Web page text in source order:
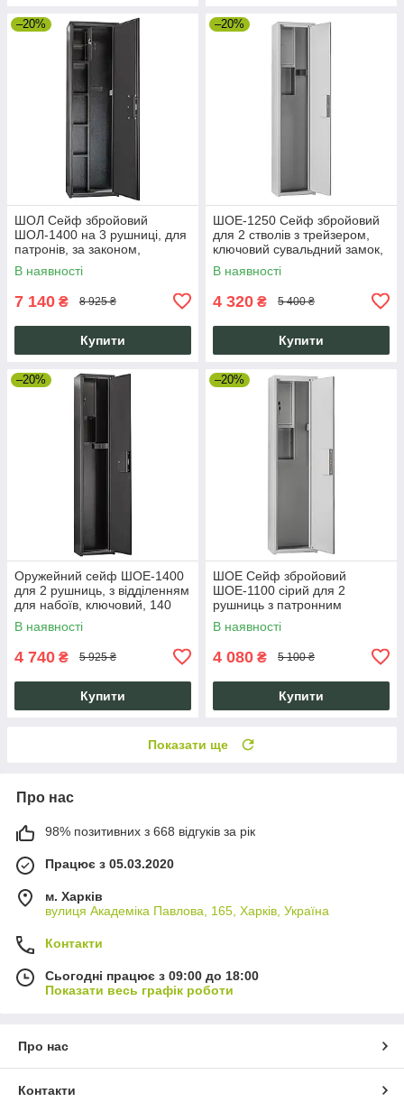
–20%
ШОЛ Сейф збройовий
ШОЛ-1400 на 3 рушниці, для
патронів, за законом,
сувальдний замок
В наявності
7 140 ₴ 8 925 ₴
Купити
–20%
ШОЕ-1250 Сейф збройовий
для 2 стволів з трейзером,
ключовий сувальдний замок,
1250 мм, сірий
В наявності
4 320 ₴ 5 400 ₴
Купити
–20%
Оружейний сейф ШОЕ-1400
для 2 рушниць, з відділенням
для набоїв, ключовий, 140
см, чорний
В наявності
4 740 ₴ 5 925 ₴
Купити
–20%
ШОЕ Сейф збройовий
ШОЕ-1100 сірий для 2
рушниць з патронним
відсіком, 1100 мм, посилений
В наявності
4 080 ₴ 5 100 ₴
Купити
Показати ще
Про нас
98% позитивних з 668 відгуків за рік
Працює з 05.03.2020
м. Харків
вулиця Академіка Павлова, 165, Харків, Україна
Контакти
Сьогодні працює з 09:00 до 18:00
Показати весь графік роботи
Про нас
Контакти